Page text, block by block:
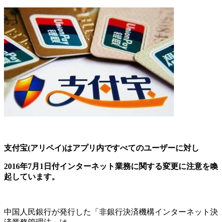
支付宝(アリペイ)はアプリ内ですべてのユーザーに対し
2016年7月1日付インターネット業務に関する変更に注意を喚
起しています。
中国人民銀行が発行した「非銀行決済機構インターネット決